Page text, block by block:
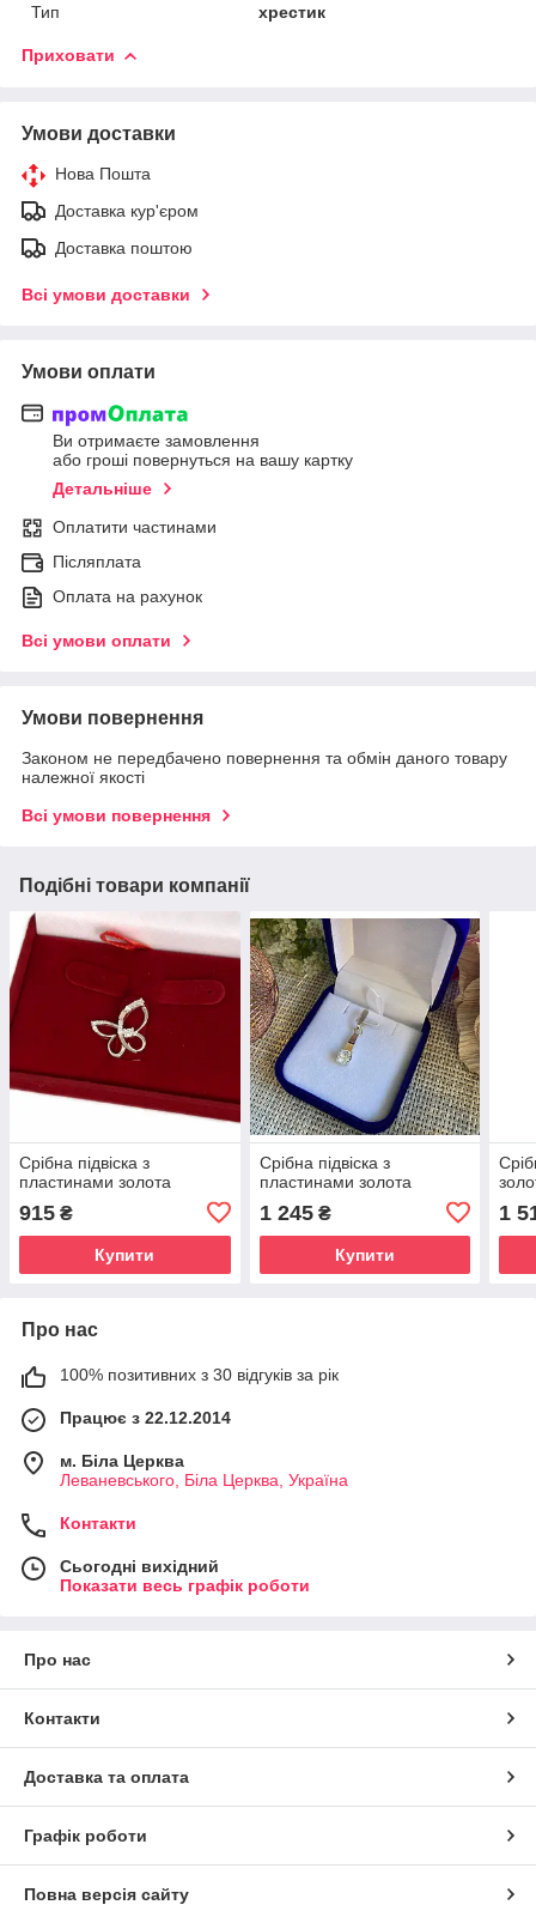
Тип
хрестик
Приховати
Умови доставки
Нова Пошта
Доставка кур'єром
Доставка поштою
Всі умови доставки
Умови оплати
Ви отримаєте замовлення
або гроші повернуться на вашу картку
Детальніше
Оплатити частинами
Післяплата
Оплата на рахунок
Всі умови оплати
Умови повернення
Законом не передбачено повернення та обмін даного товару
належної якості
Всі умови повернення
Подібні товари компанії
Срібна підвіска з
пластинами золота
915 ₴
Купити
Срібна підвіска з
пластинами золота
1 245₴
Купити
1
Про нас
100% позитивних з 30 відгуків за рік
Працює з 22.12.2014
м. Біла Церква
Леваневського, Біла Церква, Україна
Контакти
Сьогодні вихідний
Показати весь графік роботи
Про нас
Контакти
Доставка та оплата
Графік роботи
Повна версія сайту